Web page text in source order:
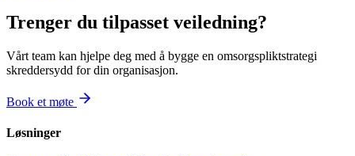
Trenger du tilpasset veiledning?
Vårt team kan hjelpe deg med å bygge en omsorgspliktstrategi
skreddersydd for din organisasjon.
Book et møte
Løsninger